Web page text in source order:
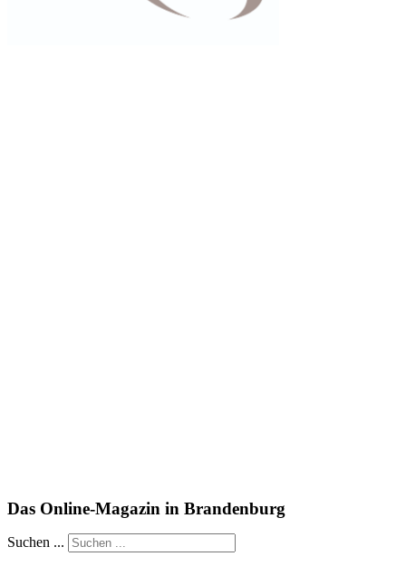
Das Online-Magazin in Brandenburg
Suchen ...